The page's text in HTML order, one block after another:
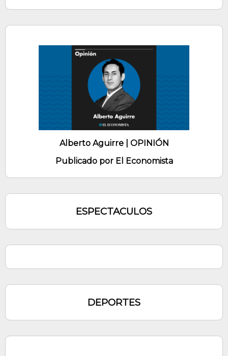
Alberto Aguirre | OPINIÓN
Publicado por El Economista
ESPECTACULOS
DEPORTES